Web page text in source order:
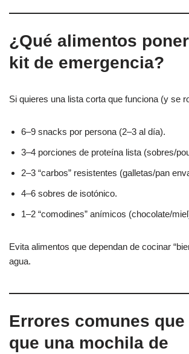
¿Qué alimentos
kit de emergencia?
Si quieres una lista corta que funciona (y se
6–9 snacks por persona (2–3 al día).
3–4 porciones de proteína lista (sobres/
2–3 “carbos” resistentes (galletas/pan
4–6 sobres de isotónico.
1–2 “comodines” anímicos (chocolate/
Evita alimentos que dependan de cocinar
agua.
Errores comunes que
que una mochila de